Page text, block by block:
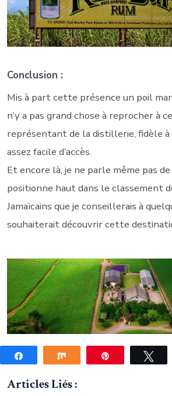
Conclusion :
Mis à part cette présence un poil
n’y a pas grand chose à reprocher à
représentant de la distillerie, fidèle à
assez facile d’accès.
Et encore là, je ne parle même pas
positionne haut dans le classement
Jamaïcains que je conseillerais à
souhaiterait découvrir cette
Partagez Partagez
Articles Liés :